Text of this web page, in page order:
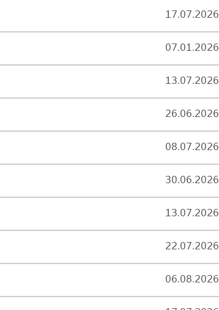
17.07.2026
07.01.2026
13.07.2026
26.06.2026
08.07.2026
30.06.2026
13.07.2026
22.07.2026
06.08.2026